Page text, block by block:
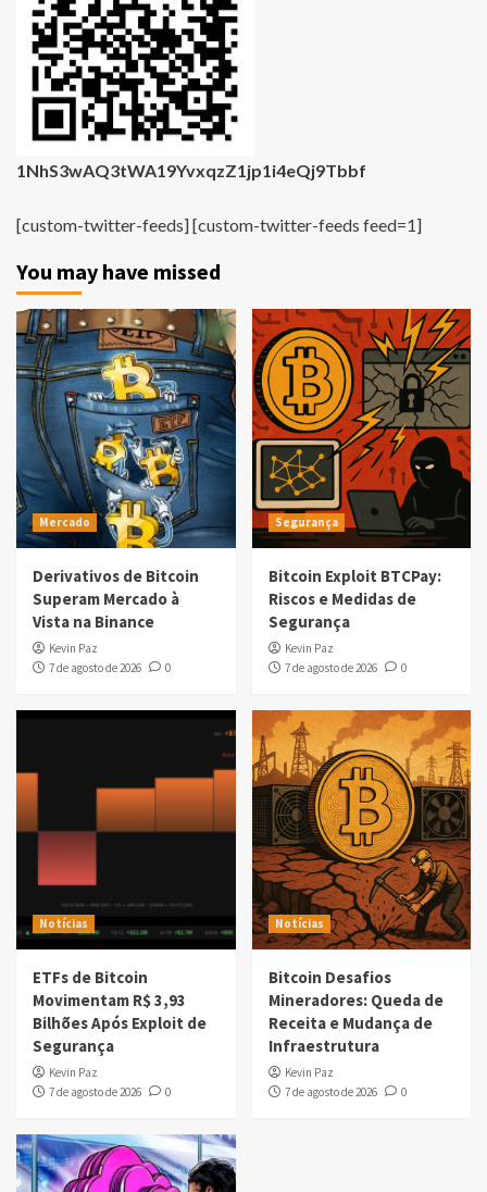
1NhS3wAQ3tWA19YvxqzZ1jp1i4eQj9Tbbf
[custom-twitter-feeds] [custom-twitter-feeds feed=1]
You may have missed
Mercado
Derivativos de Bitcoin
Superam Mercado à
Vista na Binance
Kevin Paz
7 de agosto de 2026
0
Segurança
Bitcoin Exploit BTCPay:
Riscos e Medidas de
Segurança
Kevin Paz
7 de agosto de 2026
0
Notícias
ETFs de Bitcoin
Movimentam R$ 3,93
Bilhões Após Exploit de
Segurança
Kevin Paz
7 de agosto de 2026
0
Notícias
Bitcoin Desafios
Mineradores: Queda de
Receita e Mudança de
Infraestrutura
Kevin Paz
7 de agosto de 2026
0